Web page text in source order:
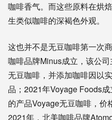
咖啡香气。而这些原料在烘
生类似咖啡的深褐色外观。
这也并不是无豆咖啡第一次
咖啡品牌Minus成立，该公
无豆咖啡，并添加咖啡因以
品；2021年Voyage Foods
的产品Voyage无豆咖啡，价
2021年，北美咖啡品牌